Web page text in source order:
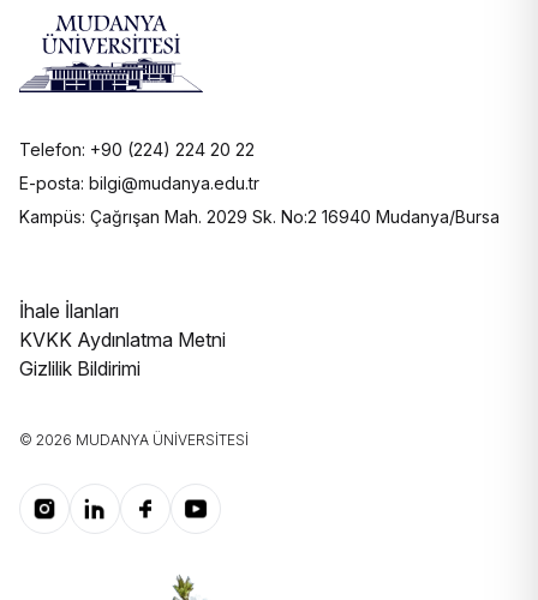
Telefon: +90 (224) 224 20 22
E-posta: bilgi@mudanya.edu.tr
Kampüs: Çağrışan Mah. 2029 Sk. No:2 16940 Mudanya/Bursa
İhale İlanları
KVKK Aydınlatma Metni
Gizlilik Bildirimi
© 2026 MUDANYA ÜNIVERSITESI